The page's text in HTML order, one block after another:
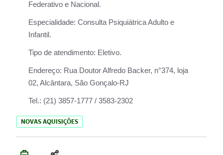
Federativo e Nacional.
Especialidade: Consulta Psiquiátrica Adulto e
Infantil.
Tipo de atendimento: Eletivo.
Endereço: Rua Doutor Alfredo Backer, n°374, loja
02, Alcântara, São Gonçalo-RJ
Tel.: (21) 3857-1777 / 3583-2302
NOVAS AQUISIÇÕES